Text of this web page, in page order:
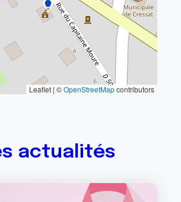
Leaflet | ©OpenStreetMapcontributors
actualités